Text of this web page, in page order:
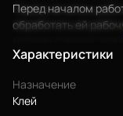
Перед началом
обработать ей
модели следует
30°C.
предназначенными
Преимущества:
Характеристики
Назначение
Клей